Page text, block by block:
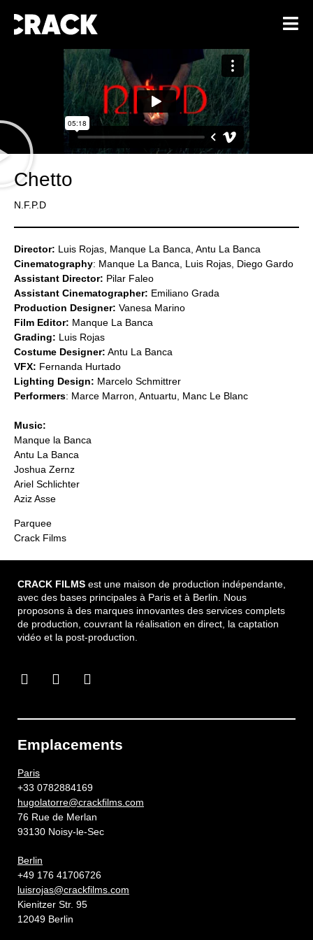
Chetto
N.F.P.D
Director: Luis Rojas, Manque La Banca, Antu La Banca
Cinematography: Manque La Banca, Luis Rojas, Diego Gardo
Assistant Director: Pilar Faleo
Assistant Cinematographer: Emiliano Grada
Production Designer: Vanesa Marino
Film Editor: Manque La Banca
Grading: Luis Rojas
Costume Designer: Antu La Banca
VFX: Fernanda Hurtado
Lighting Design: Marcelo Schmittrer
Performers: Marce Marron, Antuartu, Manc Le Blanc
Music:
Manque la Banca
Antu La Banca
Joshua Zernz
Ariel Schlichter
Aziz Asse
Parquee
Crack Films
CRACK FILMS est une maison de production indépendante,
avec des bases principales à Paris et à Berlin. Nous
proposons à des marques innovantes des services complets
de production, couvrant la réalisation en direct, la captation
vidéo et la post-production.
Emplacements
Paris
+33 0782884169
hugolatorre@crackfilms.com
76 Rue de Merlan
93130 Noisy-le-Sec
Berlin
+49 176 41706726
luisrojas@crackfilms.com
Kienitzer Str. 95
12049 Berlin